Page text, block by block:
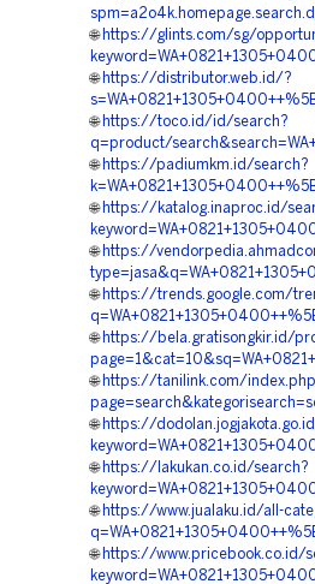
🌐 https://glints.com/sg/
🌐 https://distributor.web.id/?
🌐 https://toco.id/id/search?
q=product/
🌐 https://padiumkm.id/search?
🌐 https://katalog.inaproc.id/
🌐 https://
🌐 https://trends.google.com/
🌐 https://bela.gratisongkir.id/
🌐 https://tanilink.com/
🌐 https://
🌐 https://lakukan.co.id/search?
🌐 https://www.jualaku.id/all-
🌐 https://www.pricebook.co.id/